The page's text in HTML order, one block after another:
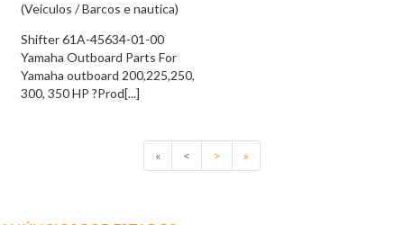
(Veiculos / Barcos e nautica)
Shifter 61A-45634-01-00
Yamaha Outboard Parts For
Yamaha outboard 200,225,250,
300, 350 HP ?Prod[...]
« < > »